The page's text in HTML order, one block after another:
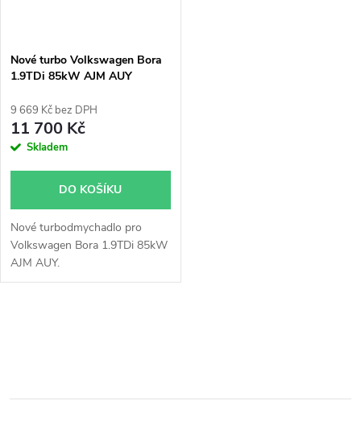
Nové turbo Volkswagen Bora
1.9TDi 85kW AJM AUY
9 669 Kč bez DPH
11 700 Kč
Skladem
DO KOŠÍKU
Nové turbodmychadlo pro
Volkswagen Bora 1.9TDi 85kW
AJM AUY.
l